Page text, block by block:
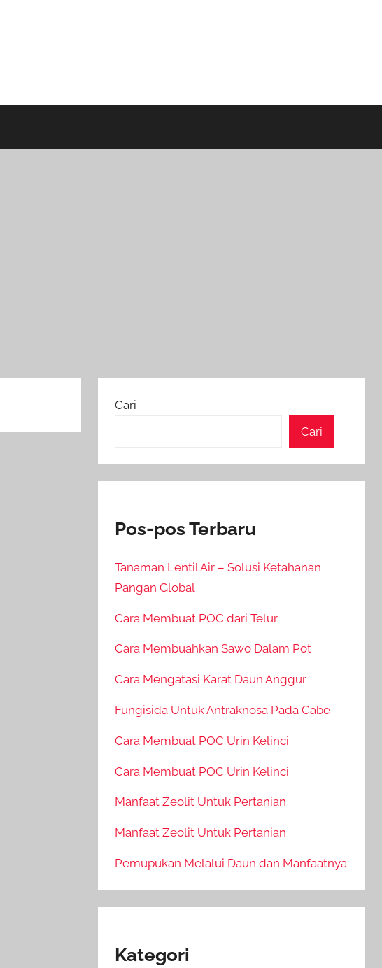
Cari
Cari
Pos-pos Terbaru
Tanaman Lentil Air – Solusi Ketahanan
Pangan Global
Cara Membuat POC dari Telur
Cara Membuahkan Sawo Dalam Pot
Cara Mengatasi Karat Daun Anggur
Fungisida Untuk Antraknosa Pada Cabe
Cara Membuat POC Urin Kelinci
Cara Membuat POC Urin Kelinci
Manfaat Zeolit Untuk Pertanian
Manfaat Zeolit Untuk Pertanian
Pemupukan Melalui Daun dan Manfaatnya
Kategori